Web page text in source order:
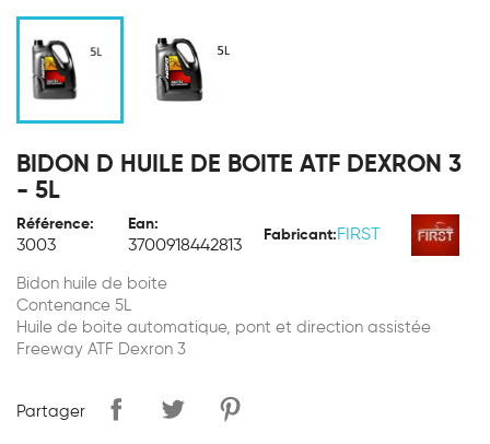
BIDON D HUILE DE BOITE ATF DEXRON 3
- 5L
Référence:
3003
Ean:
3700918442813
Fabricant: FIRST
Bidon huile de boite
Contenance 5L
Huile de boite automatique, pont et direction assistée
Freeway ATF Dexron 3
Partager